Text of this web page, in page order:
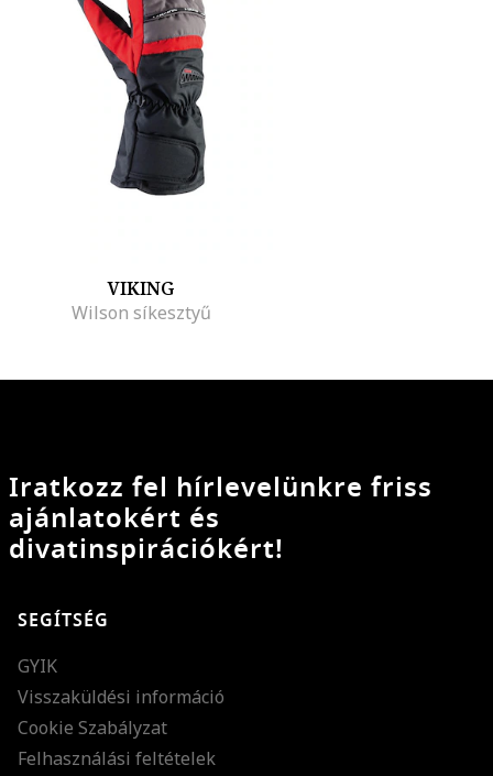
VIKING
Wilson síkesztyű
Iratkozz fel hírlevelünkre friss
ajánlatokért és
divatinspirációkért!
SEGÍTSÉG
GYIK
Visszaküldési információ
Cookie Szabályzat
Felhasználási feltételek